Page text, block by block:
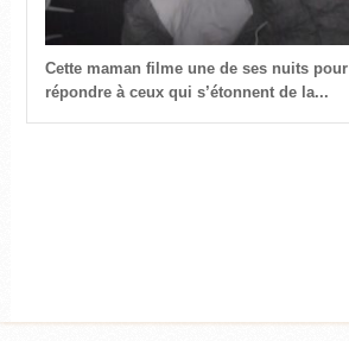
Cette maman filme une de ses nuits pour
répondre à ceux qui s’étonnent de la...